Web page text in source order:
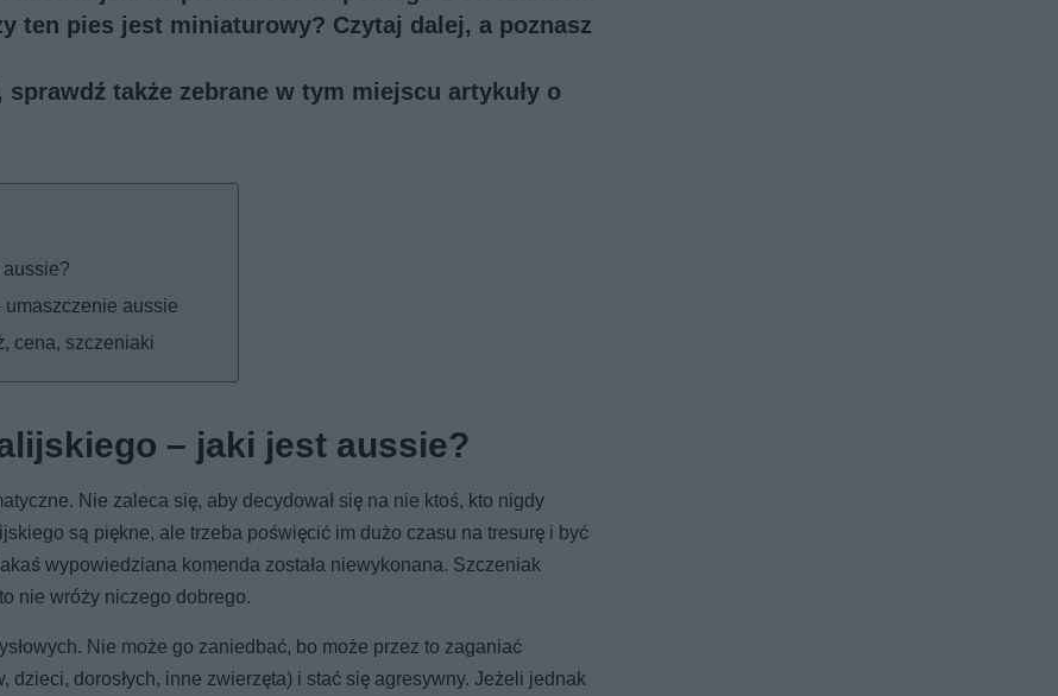
ten pies jest miniaturowy? Czytaj dalej, a poznasz
także zebrane w tym miejscu artykuły o
aussie
cena, szczeniaki
– jaki jest aussie?
Nie zaleca się, aby decydował się na nie ktoś, kto nigdy
są piękne, ale trzeba poświęcić im dużo czasu na tresurę i być
wypowiedziana komenda została niewykonana. Szczeniak
nie wróży niczego dobrego.
Nie może go zaniedbać, bo może przez to zaganiać
dorosłych, inne zwierzęta) i stać się agresywny. Jeżeli jednak